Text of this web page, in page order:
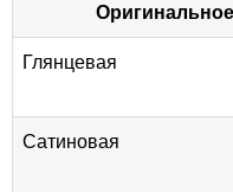
Глянцевая
Сатиновая